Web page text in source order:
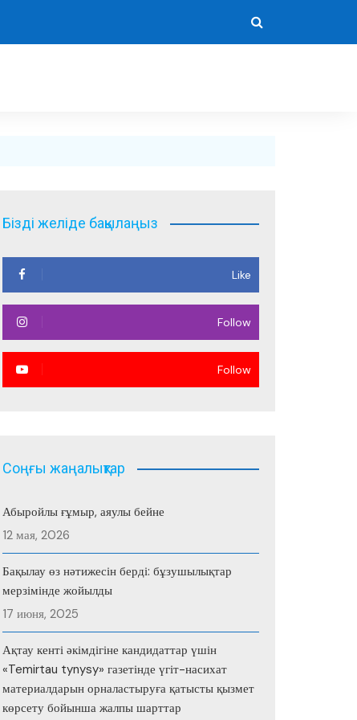
Бізді желіде бақылаңыз
Like
Follow
Follow
Соңғы жаңалықтар
Абыройлы ғұмыр, аяулы бейне
12 мая, 2026
Бақылау өз нәтижесін берді: бұзушылықтар
мерзімінде жойылды
17 июня, 2025
Ақтау кенті әкімдігіне кандидаттар үшін
«Temirtau tynysy» газетінде үгіт-насихат
материалдарын орналастыруға қатысты қызмет
көрсету бойынша жалпы шарттар